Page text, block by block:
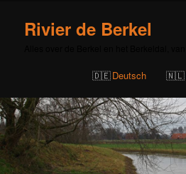
Rivier de Berkel
Deutsch